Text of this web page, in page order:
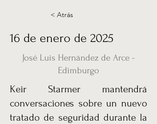
< Atrás
16 de enero de 2025
José Luis Hernández de Arce -
Edimburgo
Keir Starmer mantendrá
conversaciones sobre un nuevo
tratado de seguridad durante la